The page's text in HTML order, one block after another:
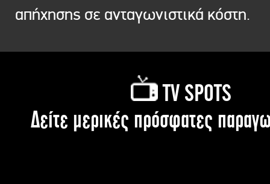
απήχησης σε ανταγωνιστικά κόστη.
TV SPOTS
Δείτε μερικές πρόσφατες